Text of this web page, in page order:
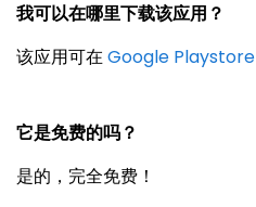
我可以在哪里下载该应用？
该应用可在Google Playstore
它是免费的吗？
是的，完全免费！